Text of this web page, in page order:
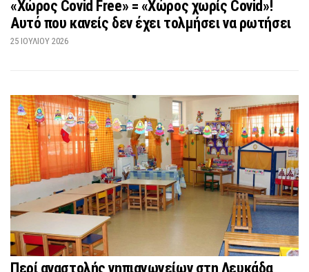
«Χώρος Covid Free» = «Χώρος χωρίς Covid»!
Αυτό που κανείς δεν έχει τολμήσει να ρωτήσει
25 ΙΟΥΛΊΟΥ 2026
Περί αναστολής νηπιαγωγείων στη Λευκάδα